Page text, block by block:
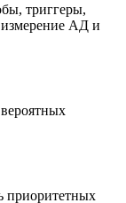
триггеры,
измерение АД и
приоритетных